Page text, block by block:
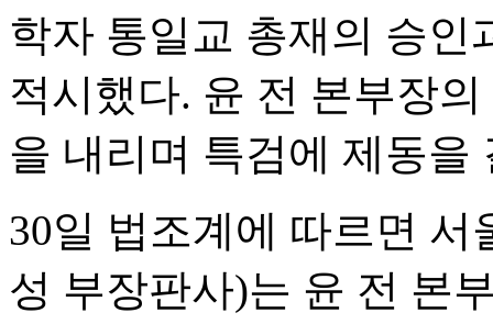
학자 통일교 총재의 승인
적시했다. 윤 전 본부장
을 내리며 특검에 제동을
30일 법조계에 따르면
성 부장판사)는 윤 전 본